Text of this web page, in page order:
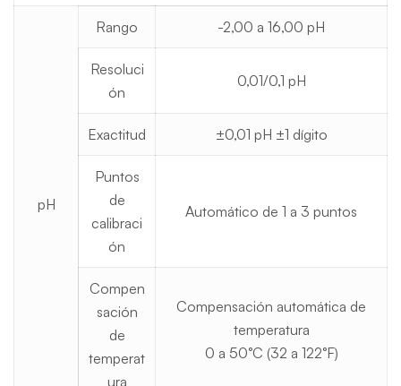
pH
Rango -2,00 a 16,00 pH
Resoluci
ón
0,01/0,1 pH
Exactitud ±0,01 pH ±1 dígito
Puntos
de
calibraci
ón
Automático de 1 a 3 puntos
Compen
sación
de
temperat
ura
Compensación automática de
temperatura
0 a 50°C (32 a 122°F)